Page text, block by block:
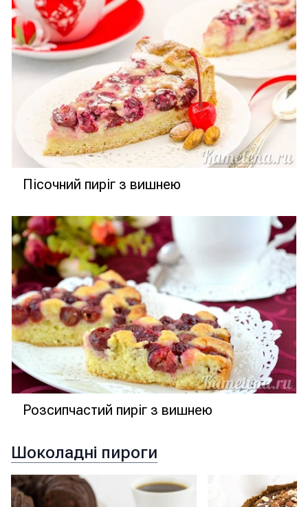
Пісочний пиріг з вишнею
Розсипчастий пиріг з вишнею
Шоколадні пироги